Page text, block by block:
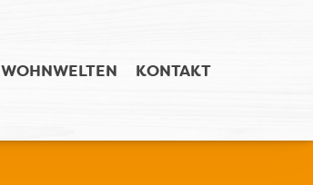
WOHNWELTEN KONTAKT